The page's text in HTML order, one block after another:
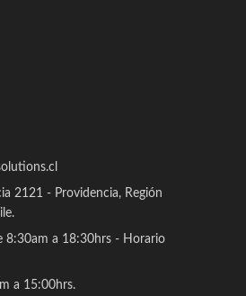
2121 - Providencia, Región
8:30am a 18:30hrs - Horario
a 15:00hrs.